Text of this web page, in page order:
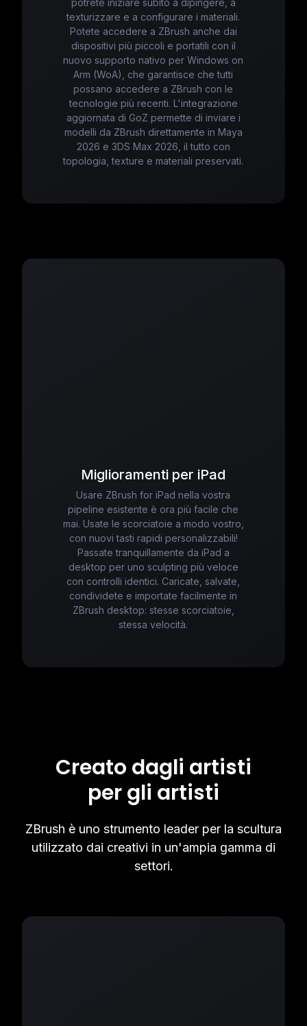
potrete iniziare subito a dipingere, a
texturizzare e a configurare i materiali.
Potete accedere a ZBrush anche dai
dispositivi più piccoli e portatili con il
nuovo supporto nativo per Windows on
Arm (WoA), che garantisce che tutti
possano accedere a ZBrush con le
tecnologie più recenti. L'integrazione
aggiornata di GoZ permette di inviare i
modelli da ZBrush direttamente in Maya
2026 e 3DS Max 2026, il tutto con
topologia, texture e materiali preservati.
Miglioramenti per iPad
Usare ZBrush for iPad nella vostra
pipeline esistente è ora più facile che
mai. Usate le scorciatoie a modo vostro,
con nuovi tasti rapidi personalizzabili!
Passate tranquillamente da iPad a
desktop per uno sculpting più veloce
con controlli identici. Caricate, salvate,
condividete e importate facilmente in
ZBrush desktop: stesse scorciatoie,
stessa velocità.
Creato dagli artisti
per gli artisti
ZBrush è uno strumento leader per la scultura
utilizzato dai creativi in un'ampia gamma di
settori.